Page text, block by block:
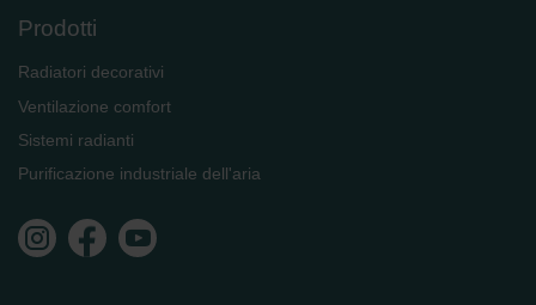
Prodotti
Radiatori decorativi
Ventilazione comfort
Sistemi radianti
Purificazione industriale dell'aria